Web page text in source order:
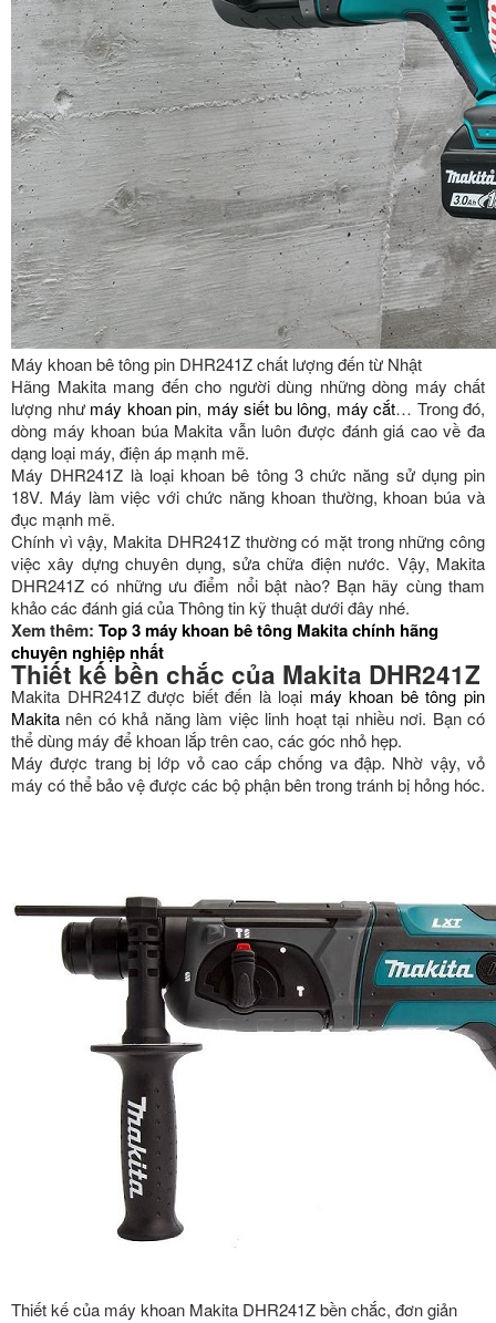
Máy khoan bê tông pin DHR241Z chất lượng đến từ Nhật
Hãng Makita mang đến cho người dùng những dòng máy chất
lượng như máy khoan pin, máy siết bu lông, máy cắt… Trong đó,
dòng máy khoan búa Makita vẫn luôn được đánh giá cao về đa
dạng loại máy, điện áp mạnh mẽ.
Máy DHR241Z là loại khoan bê tông 3 chức năng sử dụng pin
18V. Máy làm việc với chức năng khoan thường, khoan búa và
đục mạnh mẽ.
Chính vì vậy, Makita DHR241Z thường có mặt trong những công
việc xây dựng chuyên dụng, sửa chữa điện nước. Vậy, Makita
DHR241Z có những ưu điểm nổi bật nào? Bạn hãy cùng tham
khảo các đánh giá của Thông tin kỹ thuật dưới đây nhé.
Xem thêm: Top 3 máy khoan bê tông Makita chính hãng
chuyên nghiệp nhất
Thiết kế bền chắc của Makita DHR241Z
Makita DHR241Z được biết đến là loại máy khoan bê tông pin
Makita nên có khả năng làm việc linh hoạt tại nhiều nơi. Bạn có
thể dùng máy để khoan lắp trên cao, các góc nhỏ hẹp.
Máy được trang bị lớp vỏ cao cấp chống va đập. Nhờ vậy, vỏ
máy có thể bảo vệ được các bộ phận bên trong tránh bị hỏng hóc.
Thiết kế của máy khoan Makita DHR241Z bền chắc, đơn giản